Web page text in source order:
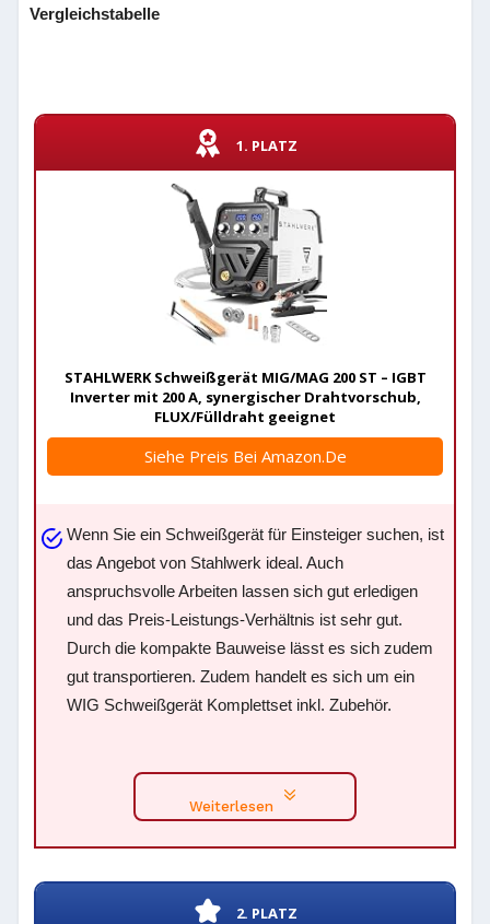
Vergleichstabelle
1. PLATZ
STAHLWERK Schweißgerät MIG/MAG 200 ST – IGBT
Inverter mit 200 A, synergischer Drahtvorschub,
FLUX/Fülldraht geeignet
Siehe Preis Bei Amazon.de
Wenn Sie ein Schweißgerät für Einsteiger suchen, ist
das Angebot von Stahlwerk ideal. Auch
anspruchsvolle Arbeiten lassen sich gut erledigen
und das Preis-Leistungs-Verhältnis ist sehr gut.
Durch die kompakte Bauweise lässt es sich zudem
gut transportieren. Zudem handelt es sich um ein
WIG Schweißgerät Komplettset inkl. Zubehör.
Weiterlesen
2. PLATZ